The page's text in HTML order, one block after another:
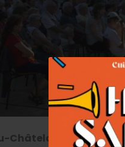
Châtelard est située